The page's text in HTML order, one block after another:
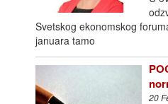
Svetskog ekonomskog
januara tamo
20